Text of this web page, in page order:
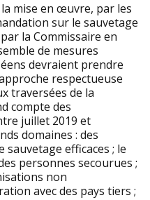
mise en œuvre, par les
sur le sauvetage
la Commissaire en
de mesures
devraient prendre
respectueuse
traversées de la
compte des
juillet 2019 et
domaines : des
efficaces ; le
personnes secourues ;
non
avec des pays tiers ;